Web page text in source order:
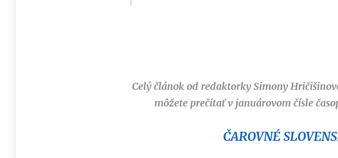
Celý článok od redaktorky Simony
môžete prečítať v januárovom čísle
ČAROVNÉ